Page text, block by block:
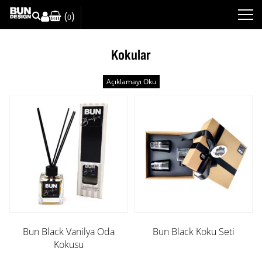
(0)
Kokular
Kokular , bulunduğunuz ortamın havasını değiştirecek
güzel kokular artık Bun Design’da …
Evleriniz de, ofisleriniz de, arabalarınız da güzel ve hoş
koku yayacak dekoratif ürünlerdir. Sizler için özel olarak
hazırladığımız karışımlar ile yaşam alanlarınızın
havasını değiştireceğiz. Kokularımızın dayanma süreleri
bulunduğu ortama göre değişiklik gösterebilir.
Ev hediyesi olarak sevdiklerinize alabileceğiniz güzel bir
alternatiftir. Bir çok aroma çeşidi arasından istediğiniz
kokuyu seçebilirsiniz. Özel olarak hazırlanmış esansiyel
bulunmaktadır. Evlerinize hoş bir koku yayacak
mükemmel aromalardır. Yüksek kaliteye sahip elit bir
Bun Black Vanilya Oda
Kokusu
Bun Black Koku Seti